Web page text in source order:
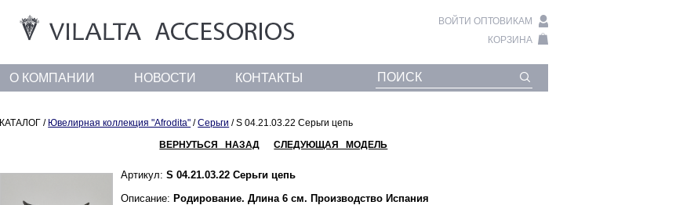
ВОЙТИ ОПТОВИКАМ
КОРЗИНА
О КОМПАНИИ НОВОСТИ КОНТАКТЫ
КАТАЛОГ / Ювелирная коллекция "Afrodita" /Серьги / S 04.21.03.22 Серьги цепь
ВЕРНУТЬСЯ НАЗАД
СЛЕДУЮЩАЯ МОДЕЛЬ
Артикул:S 04.21.03.22 Серьги цепь
Описание: Родирование. Длина 6 см. Производство Испания